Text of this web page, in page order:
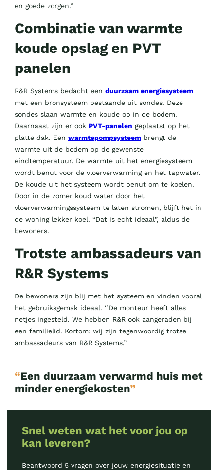
en goede zorgen.”
Combinatie van warmte
koude opslag en PVT
panelen
R&R Systems bedacht een duurzaam energiesysteem
met een bronsysteem bestaande uit sondes. Deze
sondes slaan warmte en koude op in de bodem.
Daarnaast zijn er ook PVT-panelen geplaatst op het
platte dak. Een warmtepompsysteem brengt de
warmte uit de bodem op de gewenste
eindtemperatuur. De warmte uit het energiesysteem
wordt benut voor de vloerverwarming en het tapwater.
De koude uit het systeem wordt benut om te koelen.
Door in de zomer koud water door het
vloerverwarmingssysteem te laten stromen, blijft het in
de woning lekker koel. “Dat is echt ideaal”, aldus de
bewoners.
Trotste ambassadeurs van
R&R Systems
De bewoners zijn blij met het systeem en vinden vooral
het gebruiksgemak ideaal. ‘’De monteur heeft alles
netjes ingesteld. We hebben R&R ook aangeraden bij
een familielid. Kortom: wij zijn tegenwoordig trotse
ambassadeurs van R&R Systems.”
“Een duurzaam verwarmd huis met
minder energiekosten”
Snel weten wat het voor jou op
kan leveren?
Beantwoord 5 vragen over jouw energiesituatie en